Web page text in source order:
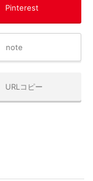
Pinterest
note
URLコピー